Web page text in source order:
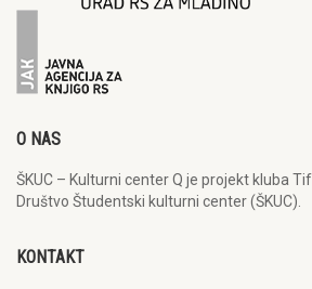
O NAS
ŠKUC – Kulturni center Q je projekt kluba
Društvo Študentski kulturni center (ŠKUC).
KONTAKT